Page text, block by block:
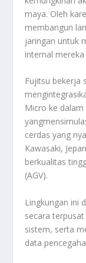
maya. Oleh
membangun
jaringan untuk
internal
Fujitsu bekerja
Micro ke
cerdas yang
Kawasaki,
berkualitas
(AGV).
Lingkungan ini
secara
sistem, serta
data